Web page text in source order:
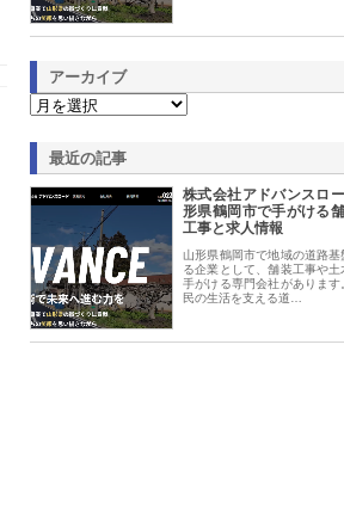
アーカイブ
最近の記事
株式会社アドバンスロ
形県鶴岡市で手がける
工事と求人情報
山形県鶴岡市で地域の道路基
る企業として、舗装工事や土
手がける専門会社があります
民の生活を支える道…